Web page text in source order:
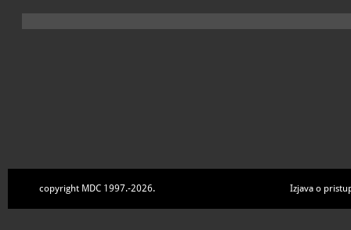
copyright MDC 1997.-2026. Izjava o